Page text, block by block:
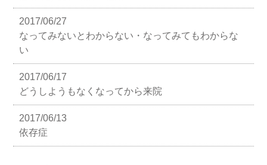
2017/06/27
なってみないとわからない・なってみてもわからな
い
2017/06/17
どうしようもなくなってから来院
2017/06/13
依存症